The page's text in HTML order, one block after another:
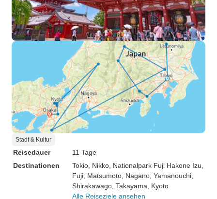
Stadt & Kultur
Reisedauer
11 Tage
Destinationen
Tokio , Nikko , Nationalpark Fuji Hakone Izu
Fuji , Matsumoto , Nagano , Yamanouchi
Shirakawago , Takayama , Kyoto
Alle Reiseziele ansehen